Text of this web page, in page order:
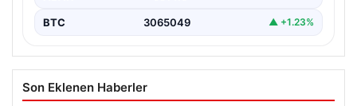
BTC 3065049 ▲ +1.23%
Son Eklenen Haberler